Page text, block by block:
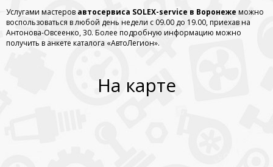
Услугами мастеров автосервиса SOLEX-service в Воронеже можно
воспользоваться в любой день недели с 09.00 до 19.00, приехав на
Антонова-Овсеенко, 30. Более подробную информацию можно
получить в анкете каталога «АвтоЛегион».
На карте